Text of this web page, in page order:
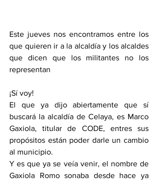
Este jueves nos encontramos entre los
que quieren ir a la alcaldía y los alcaldes
que dicen que los militantes no los
representan
¡Sí voy!
El que ya dijo abiertamente que sí
buscará la alcaldía de Celaya, es Marco
Gaxiola, titular de CODE, entres sus
propósitos están poder darle un cambio
al municipio.
Y es que ya se veía venir, el nombre de
Gaxiola Romo sonaba desde hace ya